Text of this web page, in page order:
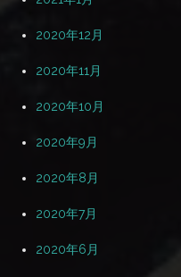
2020年12月
2020年11月
2020年10月
2020年9月
2020年8月
2020年7月
2020年6月